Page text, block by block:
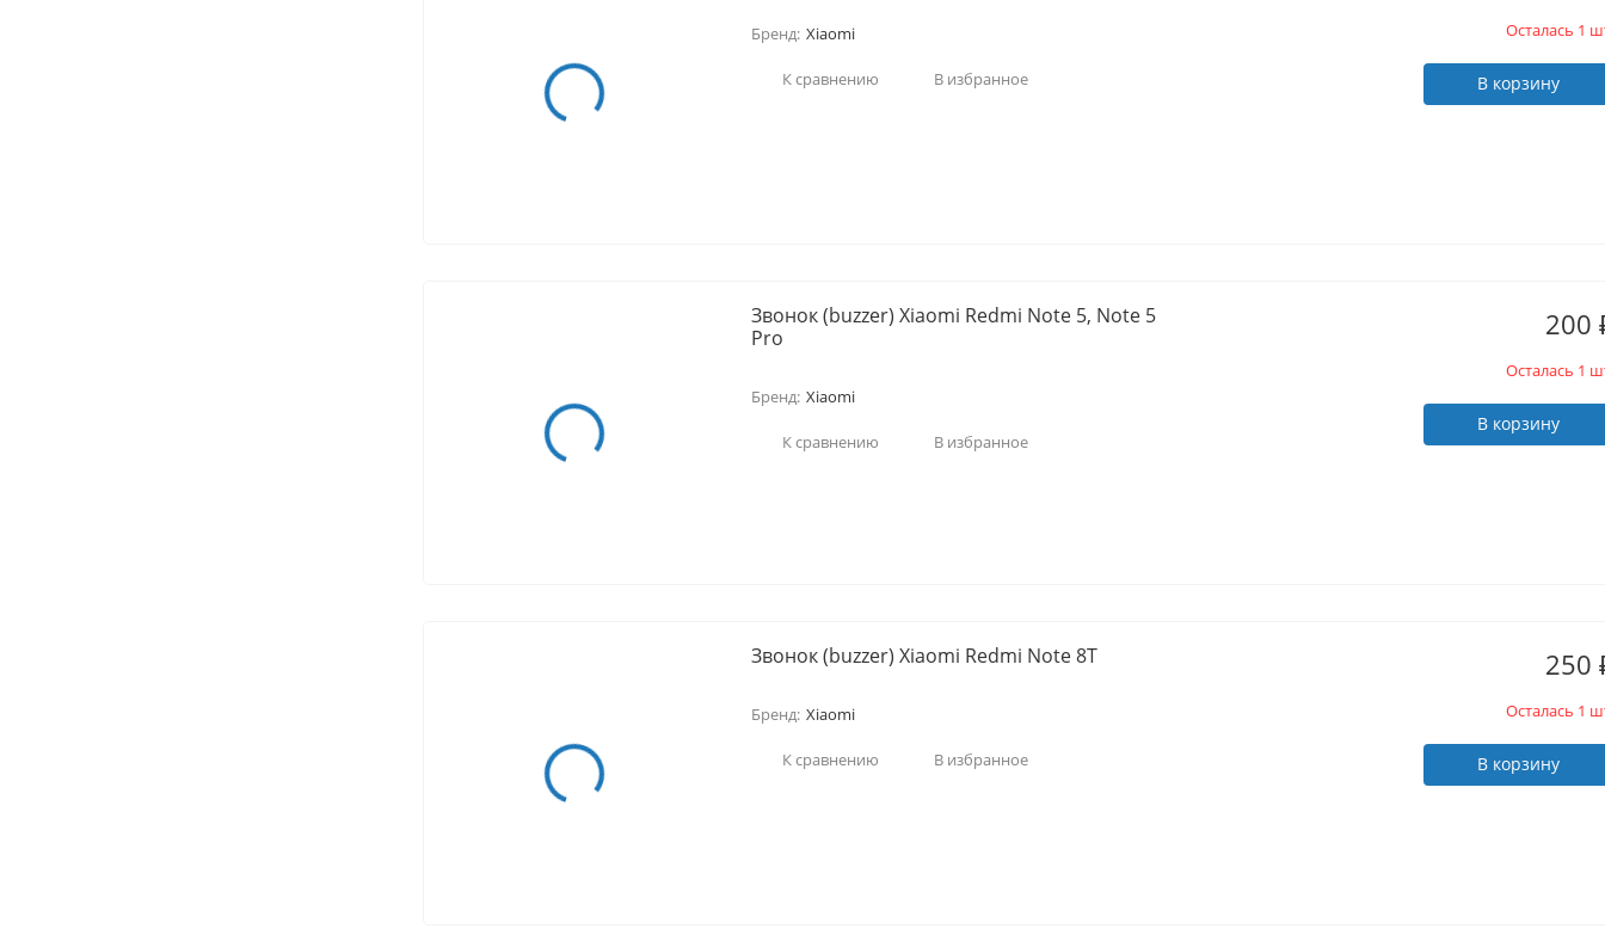
Бренд: Xiaomi
К сравнению В избранное
Осталась 1
В корзину
Звонок (buzzer) Xiaomi Redmi Note 5, Note 5
Pro
Бренд: Xiaomi
К сравнению В избранное
200
Осталась 1
В корзину
Звонок (buzzer) Xiaomi Redmi Note 8T
Бренд: Xiaomi
К сравнению В избранное
250
Осталась 1
В корзину